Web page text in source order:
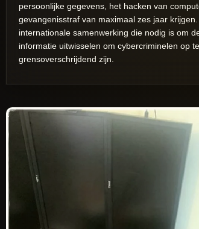
persoonlijke gegevens, het hacken van
gevangenisstraf van maximaal zes jaar
internationale samenwerking die nodig is om
informatie uitwisselen om cybercriminelen op
grensoverschrijdend zijn.